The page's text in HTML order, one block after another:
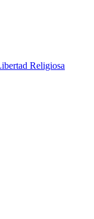
Religiosa